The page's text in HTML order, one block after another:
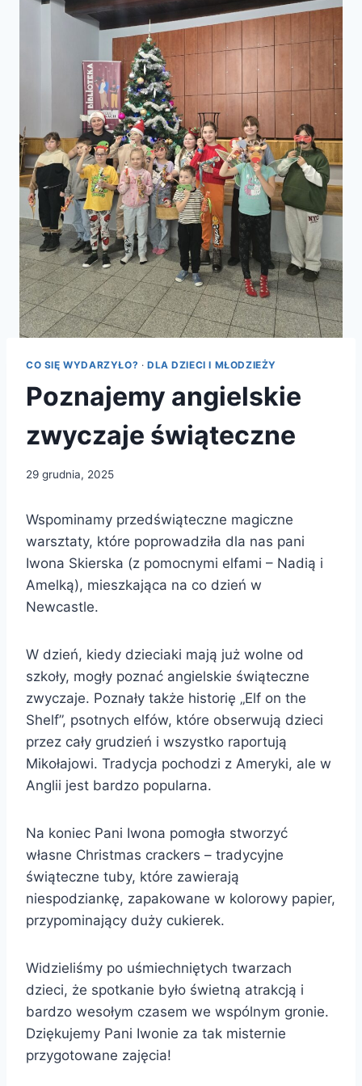
CO SIĘ WYDARZYŁO? · DLA DZIECI I MŁODZIEŻY
Poznajemy angielskie
zwyczaje świąteczne
29 grudnia, 2025
Wspominamy przedświąteczne magiczne
warsztaty, które poprowadziła dla nas pani
Iwona Skierska (z pomocnymi elfami – Nadią i
Amelką), mieszkająca na co dzień w
Newcastle.
W dzień, kiedy dzieciaki mają już wolne od
szkoły, mogły poznać angielskie świąteczne
zwyczaje. Poznały także historię „Elf on the
Shelf”, psotnych elfów, które obserwują dzieci
przez cały grudzień i wszystko raportują
Mikołajowi. Tradycja pochodzi z Ameryki, ale w
Anglii jest bardzo popularna.
Na koniec Pani Iwona pomogła stworzyć
własne Christmas crackers – tradycyjne
świąteczne tuby, które zawierają
niespodziankę, zapakowane w kolorowy papier,
przypominający duży cukierek.
Widzieliśmy po uśmiechniętych twarzach
dzieci, że spotkanie było świetną atrakcją i
bardzo wesołym czasem we wspólnym gronie.
Dziękujemy Pani Iwonie za tak misternie
przygotowane zajęcia!